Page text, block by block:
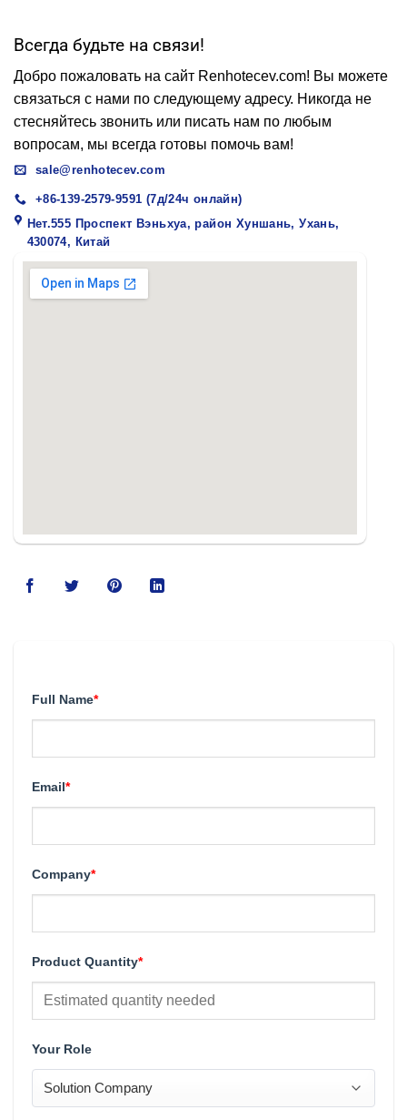
Всегда будьте на связи!
Добро пожаловать на сайт Renhotecev.com! Вы можете
связаться с нами по следующему адресу. Никогда не
стесняйтесь звонить или писать нам по любым
вопросам, мы всегда готовы помочь вам!
sale@renhotecev.com
+86-139-2579-9591 (7д/24ч онлайн)
Нет.555 Проспект Вэньхуа, район Хуншань, Ухань,
430074, Китай
Full Name*
Email*
Company*
Product Quantity*
Your Role